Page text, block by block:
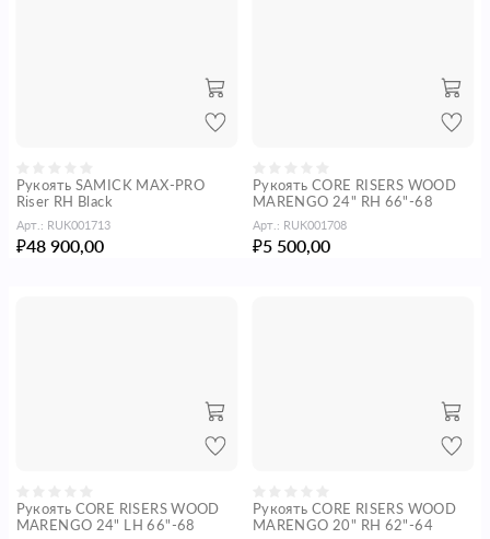
Рукоять SAMICK MAX-PRO
Riser RH Black
Арт.: RUK001713
₽48 900,00
Рукоять CORE RISERS WOOD
MARENGO 24" RH 66"-68
Арт.: RUK001708
₽5 500,00
Рукоять CORE RISERS WOOD
MARENGO 24" LH 66"-68
Рукоять CORE RISERS WOOD
MARENGO 20" RH 62"-64